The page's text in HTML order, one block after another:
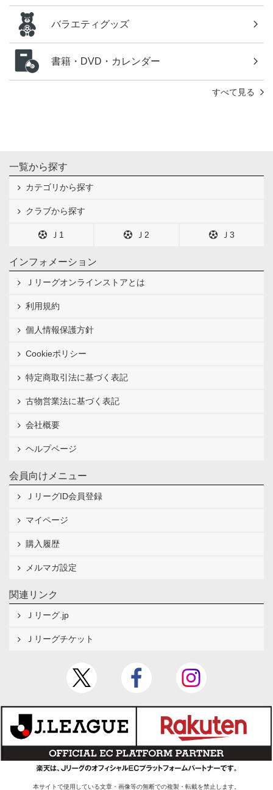
バラエティグッズ
書籍・DVD・カレンダー
すべて見る
一覧から探す
カテゴリから探す
クラブから探す
Ｊ1 Ｊ2 Ｊ3
インフォメーション
Ｊリーグオンラインストアとは
利用規約
個人情報保護方針
Cookieポリシー
特定商取引法に基づく表記
古物営業法に基づく表記
会社概要
ヘルプページ
会員向けメニュー
ＪリーグID会員登録
マイページ
購入履歴
メルマガ設定
関連リンク
Ｊリーグ.jp
Ｊリーグチケット
本サイトで使用している文章・画像等の無断での複製・転載を禁止します。